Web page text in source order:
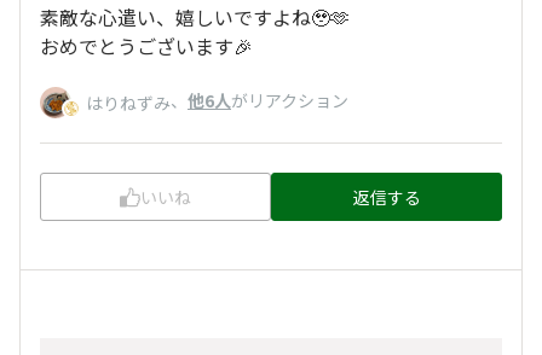
素敵な心遣い、嬉しいですよね🥹🫶
おめでとうございます🎉
はりねずみ、 他6人がリアクション
いいね 返信する